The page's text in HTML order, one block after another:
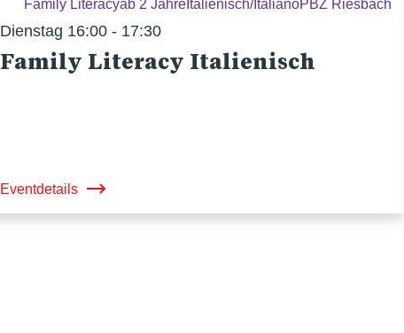
Family Literacyab 2 Jahre Italienisch/ItalianoPBZ Riesbach
Dienstag 16:00 - 17:30
Family Literacy Italienisch
Eventdetails